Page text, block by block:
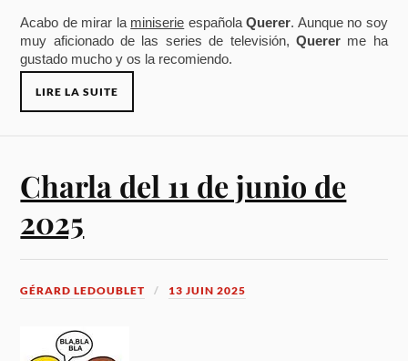
Acabo de mirar la miniserie españolaQuerer. Aunque no soy
muy aficionado de las series de televisión, Quererme ha
gustado mucho y os la recomiendo.
LIRE LA SUITE
Charla del 11 de junio de
2025
GÉRARD LEDOUBLET 13 JUIN 2025